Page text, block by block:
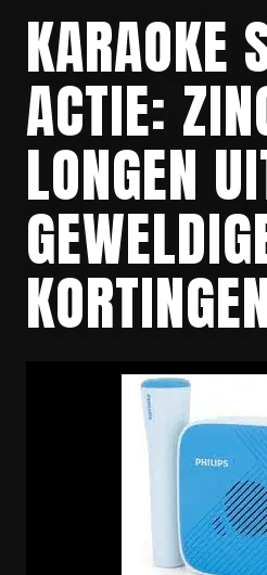
KARAOKE
ACTIE:
LONGEN